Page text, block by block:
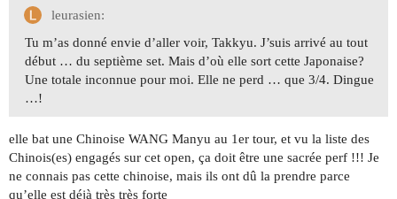
leurasien:
Tu m’as donné envie d’aller voir, Takkyu. J’suis arrivé au tout
début … du septième set. Mais d’où elle sort cette Japonaise?
Une totale inconnue pour moi. Elle ne perd … que 3/4. Dingue
…!
elle bat une Chinoise WANG Manyu au 1er tour, et vu la liste des
Chinois(es) engagés sur cet open, ça doit être une sacrée perf !!! Je
ne connais pas cette chinoise, mais ils ont dû la prendre parce
qu’elle est déjà très très forte